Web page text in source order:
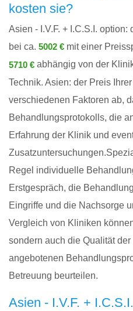
kosten sie?
Asien - I.V.F. + I.C.S.I.
bei ca. 5002 € mit einer
5710 € abhängig von der
Technik. Asien: der Preis
verschiedenen Faktoren ab,
Behandlungsprotokolls, die
Erfahrung der Klinik und
Regel individuelle
Erstgespräch, die
Eingriffe und die Nachsorge
Vergleich von Kliniken
sondern auch die Qualität
angebotenen
Betreuung beurteilen.
Asien - I.V.F. +